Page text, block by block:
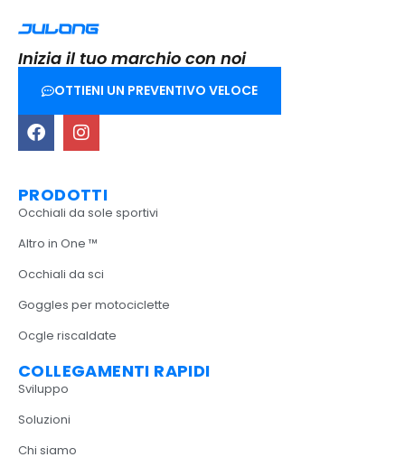
Inizia il tuo marchio con noi
OTTIENI UN PREVENTIVO VELOCE
PRODOTTI
Occhiali da sole sportivi
Altro in One ™
Occhiali da sci
Goggles per motociclette
Ocgle riscaldate
COLLEGAMENTI RAPIDI
Sviluppo
Soluzioni
Chi siamo